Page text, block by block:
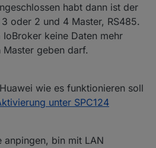
habt dann ist der
oder 2 und 4 Master, RS485.
keine Daten mehr
geben darf.
wie es funktionieren soll
unter SPC124
anpingen, bin mit LAN